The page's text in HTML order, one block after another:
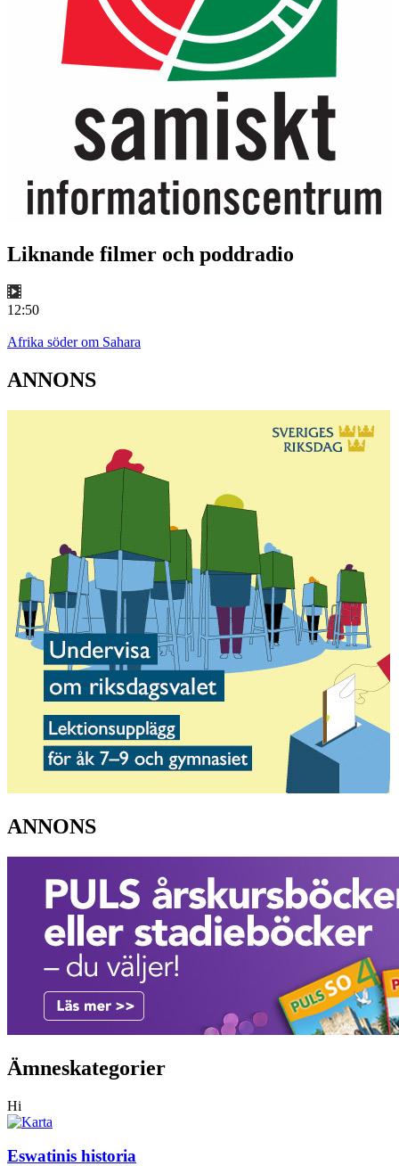
Liknande filmer och poddradio
12:50
Afrika söder om Sahara
ANNONS
ANNONS
Ämneskategorier
Hi
Eswatinis historia